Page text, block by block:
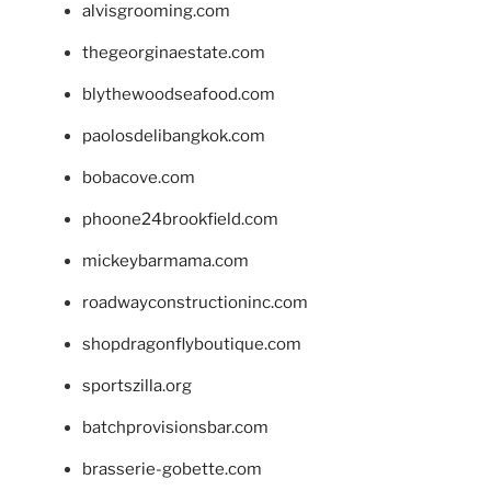
alvisgrooming.com
thegeorginaestate.com
blythewoodseafood.com
paolosdelibangkok.com
bobacove.com
phoone24brookfield.com
mickeybarmama.com
roadwayconstructioninc.com
shopdragonflyboutique.com
sportszilla.org
batchprovisionsbar.com
brasserie-gobette.com